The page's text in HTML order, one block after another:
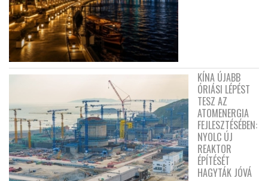
KÍNA ÚJABB
ÓRIÁSI LÉPÉST
TESZ AZ
ATOMENERGIA
FEJLESZTÉSÉBEN:
NYOLC ÚJ
REAKTOR
ÉPÍTÉSÉT
HAGYTÁK JÓVÁ